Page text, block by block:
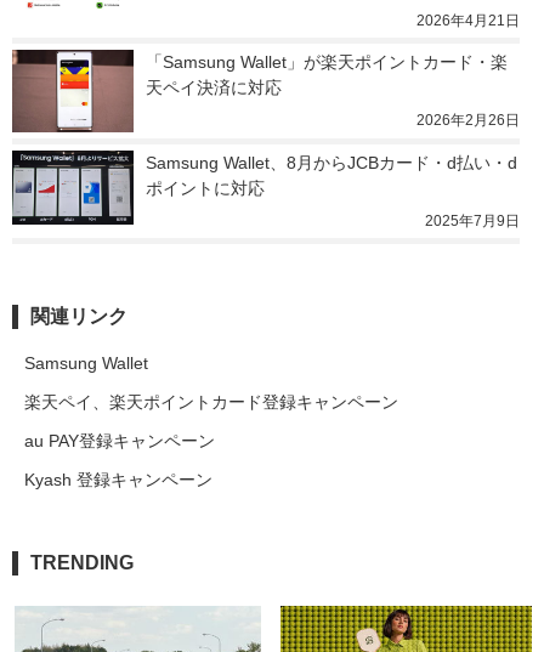
2026年4月21日
「Samsung Wallet」が楽天ポイントカード・楽
天ペイ決済に対応
2026年2月26日
Samsung Wallet、8月からJCBカード・d払い・d
ポイントに対応
2025年7月9日
関連リンク
Samsung Wallet
楽天ペイ、楽天ポイントカード登録キャンペーン
au PAY登録キャンペーン
Kyash 登録キャンペーン
TRENDING